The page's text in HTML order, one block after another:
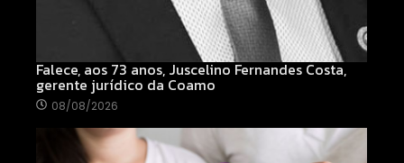
Falece, aos 73 anos, Juscelino Fernandes Costa,
gerente jurídico da Coamo
08/08/2026